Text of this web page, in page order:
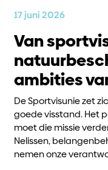
17 juni 2026
Van
ambities
De Sportvisunie zet
goede visstand. Het
moet die missie
Nelissen,
nemen onze